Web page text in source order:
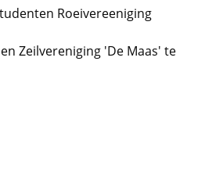
Roeivereeniging
Zeilvereniging 'De Maas' te